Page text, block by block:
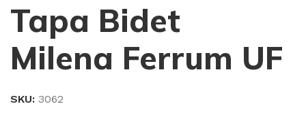
Tapa Bidet
Milena Ferrum UF
SKU: 3062